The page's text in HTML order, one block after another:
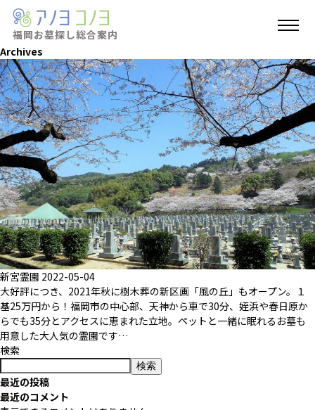
福岡お墓探し総合案内
Archives
新宮霊園 2022-05-04
大好評につき、2021年秋に樹木葬の新区画「風の丘」もオープン。１
基25万円から！福岡市の中心部、天神から車で30分、姪浜や春日原か
らでも35分とアクセスに恵まれた立地。ペットと一緒に眠れるお墓も
用意した大人気の霊園です…
検索
検索
最近の投稿
最近のコメント